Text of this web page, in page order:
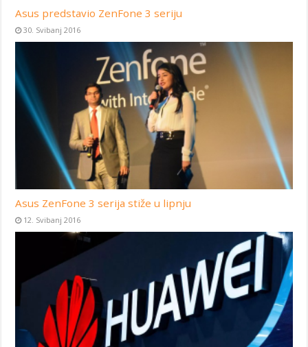
Asus predstavio ZenFone 3 seriju
30. Svibanj 2016
Asus ZenFone 3 serija stiže u lipnju
12. Svibanj 2016